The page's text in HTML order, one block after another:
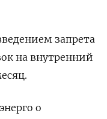
запрета
на внутренний
о